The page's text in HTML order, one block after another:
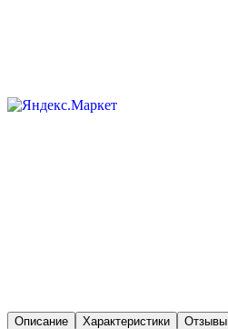
Описание Характеристики Отзывы